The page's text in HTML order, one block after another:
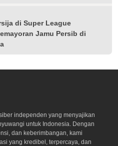
di Super League
Jamu Persib di
independen yang menyajikan
untuk Indonesia. Dengan
dan keberimbangan, kami
yang kredibel, terpercaya, dan